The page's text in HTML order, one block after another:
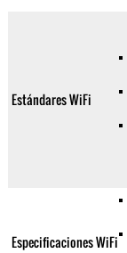
Estándares WiFi
Especificaciones WiFi